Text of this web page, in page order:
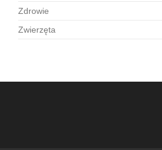
Zdrowie
Zwierzęta